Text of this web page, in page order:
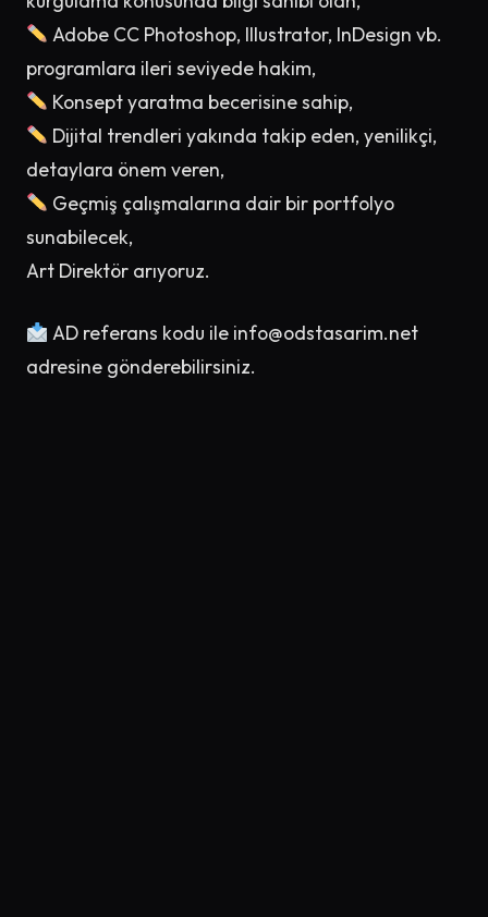
Adobe CC Photoshop, Illustrator, InDesign vb.
programlara ileri seviyede hakim,
Konsept yaratma becerisine sahip,
Dijital trendleri yakında takip eden, yenilikçi,
detaylara önem veren,
Geçmiş çalışmalarına dair bir portfolyo
sunabilecek,
Art Direktör arıyoruz.
AD referans kodu ile info@odstasarim.net
adresine gönderebilirsiniz.